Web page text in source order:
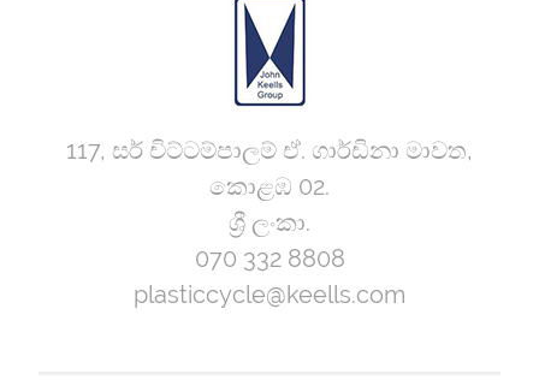
117, සර් චිට්ටම්පාලම් ඒ. ගාර්ඩිනා මාවත,
කොළඹ 02.
ශ්‍රී ලංකා.
070 332 8808
plasticcycle@keells.com